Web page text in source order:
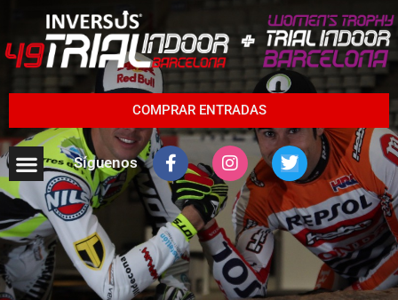
COMPRAR ENTRADAS
Síguenos